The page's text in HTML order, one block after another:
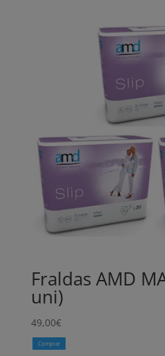
Fraldas AMD
uni)
49,00€
Comprar